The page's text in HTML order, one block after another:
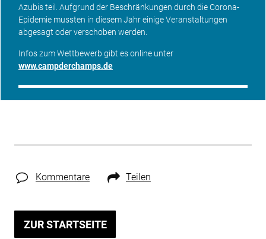
Azubis teil. Aufgrund der Beschränkungen durch die Corona-
Epidemie mussten in diesem Jahr einige Veranstaltungen
abgesagt oder verschoben werden.
Infos zum Wettbewerb gibt es online unter
www.campderchamps.de
Kommentare Teilen
ZUR STARTSEITE